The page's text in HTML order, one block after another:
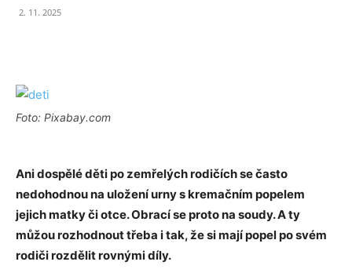
2. 11. 2025
Foto: Pixabay.com
Ani dospělé děti po zemřelých rodičích se často
nedohodnou na uložení urny s kremačním popelem
jejich matky či otce. Obrací se proto na soudy. A ty
můžou rozhodnout třeba i tak, že si mají popel po svém
rodiči rozdělit rovnými díly.